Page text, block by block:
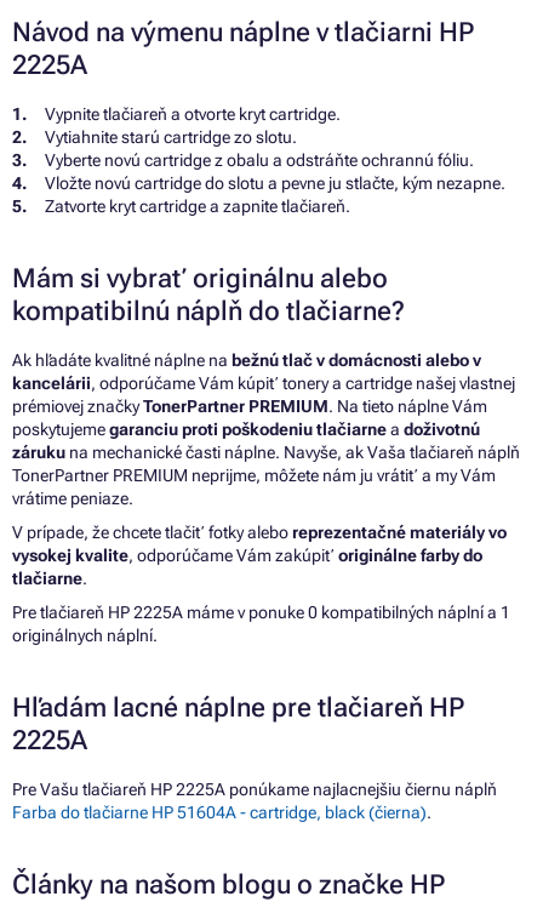
Návod na výmenu náplne v tlačiarni HP
2225A
Vypnite tlačiareň a otvorte kryt cartridge.
Vytiahnite starú cartridge zo slotu.
Vyberte novú cartridge z obalu a odstráňte ochrannú fóliu.
Vložte novú cartridge do slotu a pevne ju stlačte, kým nezapne.
Zatvorte kryt cartridge a zapnite tlačiareň.
Mám si vybrať originálnu alebo
kompatibilnú náplň do tlačiarne?
Ak hľadáte kvalitné náplne na bežnú tlač v domácnosti alebo v
kancelárii, odporúčame Vám kúpiť tonery a cartridge našej vlastnej
prémiovej značkyTonerPartner PREMIUM. Na tieto náplne Vám
poskytujemegaranciu proti poškodeniu tlačiarnea doživotnú
záruku na mechanické časti náplne. Navyše, ak Vaša tlačiareň náplň
TonerPartner PREMIUM neprijme, môžete nám ju vrátiť a my Vám
vrátime peniaze.
V prípade, že chcete tlačiť fotky aleboreprezentačné materiály vo
vysokej kvalite, odporúčame Vám zakúpiť originálne farby do
tlačiarne.
Pre tlačiareň HP 2225A máme v ponuke 0 kompatibilných náplní a 1
originálnych náplní.
Hľadám lacné náplne pre tlačiareň HP
2225A
Pre Vašu tlačiareň HP 2225A ponúkame najlacnejšiu čiernu náplň
Farba do tlačiarne HP 51604A - cartridge, black (čierna).
Články na našom blogu o značke HP